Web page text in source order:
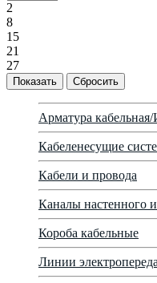
2
8
15
21
27
Арматура
Кабеленесущие
Кабели и провода
Каналы настенного
Короба кабельные
Линии